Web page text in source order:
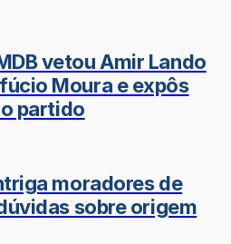
vetou Amir Lando
Moura e expôs
partido
moradores de
sobre origem